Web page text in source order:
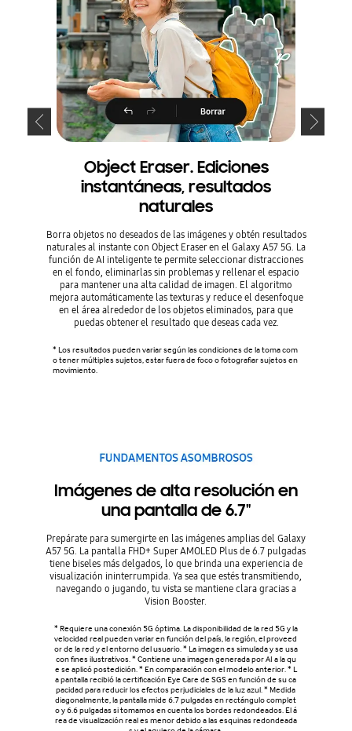
Object Eraser. Ediciones
instantáneas, resultados
naturales
Borra objetos no deseados de las imágenes y obtén resultados
naturales al instante con Object Eraser en el Galaxy A57 5G. La
función de AI inteligente te permite seleccionar distracciones
en el fondo, eliminarlas sin problemas y rellenar el espacio
para mantener una alta calidad de imagen. El algoritmo
mejora automáticamente las texturas y reduce el desenfoque
en el área alrededor de los objetos eliminados, para que
puedas obtener el resultado que deseas cada vez.
* Los resultados pueden variar según las condiciones de la toma com
o tener múltiples sujetos, estar fuera de foco o fotografiar sujetos en
movimiento.
Imágenes de alta resolución en
una pantalla de 6.7"
Prepárate para sumergirte en las imágenes amplias del Galaxy
A57 5G. La pantalla FHD+ Super AMOLED Plus de 6.7 pulgadas
tiene biseles más delgados, lo que brinda una experiencia de
visualización ininterrumpida. Ya sea que estés transmitiendo,
navegando o jugando, tu vista se mantiene clara gracias a
Vision Booster.
* Requiere una conexión 5G óptima. La disponibilidad de la red 5G y la
velocidad real pueden variar en función del país, la región, el proveed
or de la red y el entorno del usuario. * La imagen es simulada y se usa
con fines ilustrativos. * Contiene una imagen generada por AI a la qu
e se aplicó postedición. * En comparación con el modelo anterior. * L
a pantalla recibió la certificación Eye Care de SGS en función de su ca
pacidad para reducir los efectos perjudiciales de la luz azul. * Medida
diagonalmente, la pantalla mide 6.7 pulgadas en rectángulo complet
o y 6.6 pulgadas si tomamos en cuenta los bordes redondeados. El á
rea de visualización real es menor debido a las esquinas redondeada